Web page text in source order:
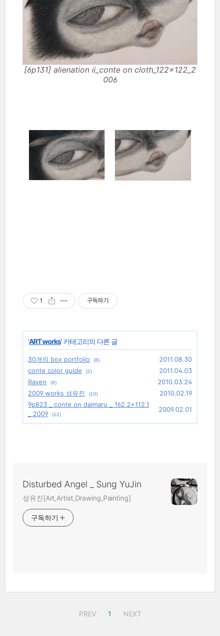
[6p131] alienation ⅱ_conte on cloth_122×122_2
006
1 구독하기
'ART works' 카테고리의 다른 글
30개의 box portfolio (8)
2011.08.30
conte color guide
(2)
2011.04.03
Raven
(6)
2010.03.24
2009 works 성유진
(10)
2010.02.19
9p823 _ conte on daimaru _ 162.2×112.1
_ 2009
(12)
2009.02.01
Disturbed Angel _ Sung YuJin
성유진[Art,Artist,Drawing,Painting]
구독하기
PREV 1 NEXT